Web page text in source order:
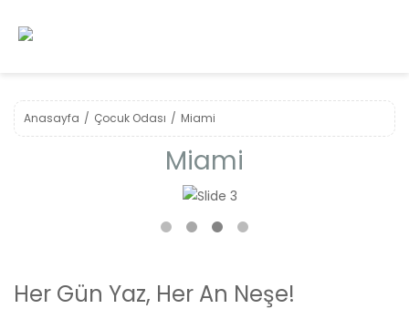
Anasayfa Çocuk Odası Miami
Miami
Her Gün Yaz, Her An Neşe!